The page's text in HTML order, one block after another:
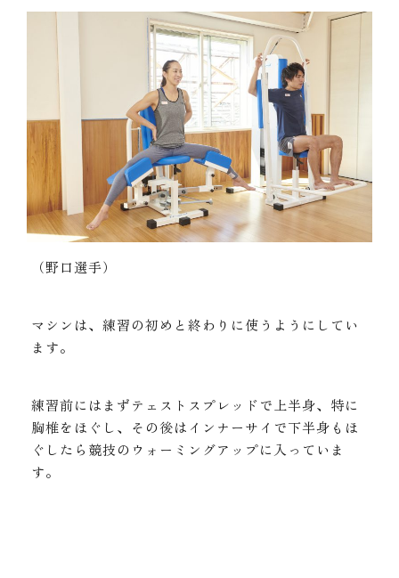
（野口選手）
マシンは、練習の初めと終わりに使うようにしてい
ます。
練習前にはまずテェストスプレッドで上半身、特に
胸椎をほぐし、その後はインナーサイで下半身もほ
ぐしたら競技のウォーミングアップに入っていま
す。